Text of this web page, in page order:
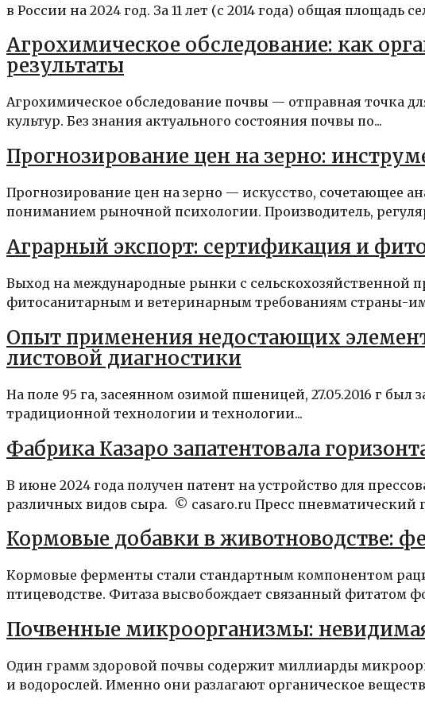
в России на 2024 год. За 11 лет (с 2014 года) общая площадь
Агрохимическое обследование: как
результаты
Агрохимическое обследование почвы — отправная точка
культур. Без знания актуального состояния почвы по...
Прогнозирование цен на зерно:
Прогнозирование цен на зерно — искусство, сочетающее
пониманием рыночной психологии. Производитель,
Аграрный экспорт: сертификация и
Выход на международные рынки с сельскохозяйственной
фитосанитарным и ветеринарным требованиям страны-
Опыт применения недостающих
листовой диагностики
На поле 95 га, засеянном озимой пшеницей, 27.05.2016 г
традиционной технологии и технологии...
Фабрика Казаро запатентовала
В июне 2024 года получен патент на устройство для
различных видов сыра. © casaro.ru Пресс пневматический
Кормовые добавки в животноводстве:
Кормовые ферменты стали стандартным компонентом
птицеводстве. Фитаза высвобождает связанный фитатом
Почвенные микроорганизмы:
Один грамм здоровой почвы содержит миллиарды
и водорослей. Именно они разлагают органическое